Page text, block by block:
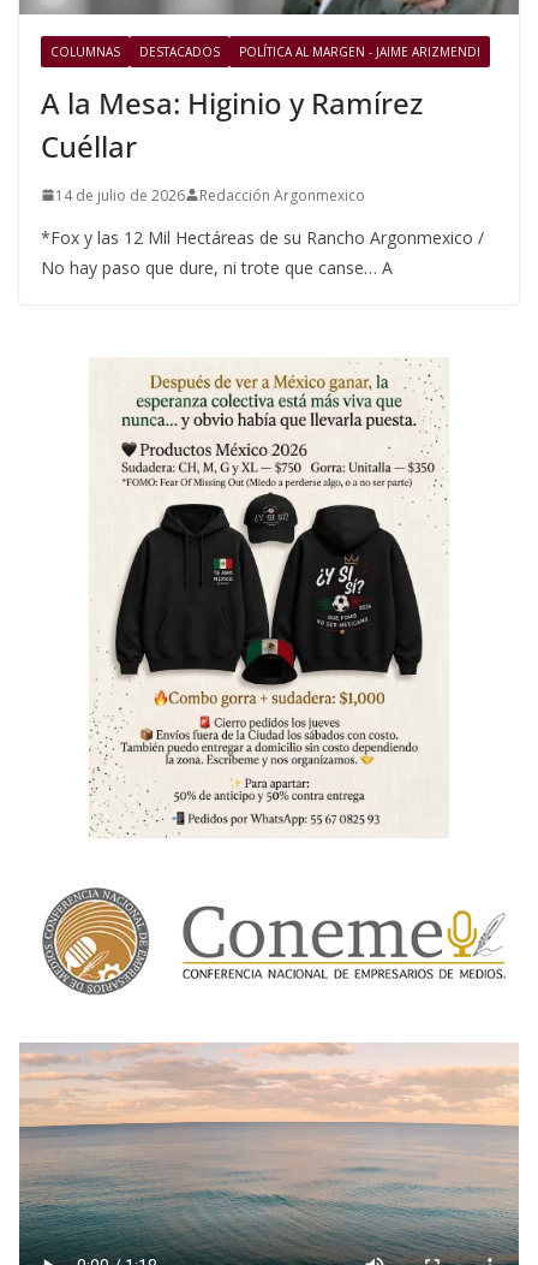
COLUMNAS DESTACADOS POLÍTICA AL MARGEN - JAIME ARIZMENDI
A la Mesa: Higinio y Ramírez
Cuéllar
14 de julio de 2026 Redacción Argonmexico
*Fox y las 12 Mil Hectáreas de su Rancho Argonmexico /
No hay paso que dure, ni trote que canse… A